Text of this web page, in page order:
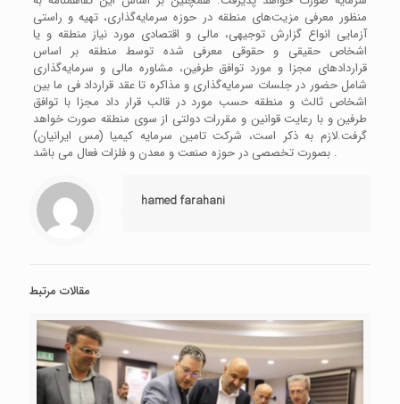
منظور معرفی مزیت‌های منطقه در حوزه سرمایه‌گذاری، تهیه و راستی
آزمایی انواع گزارش توجیهی، مالی و اقتصادی مورد نیاز منطقه و یا
اشخاص حقیقی و حقوقی معرفی شده توسط منطقه بر اساس
قراردادهای مجزا و مورد توافق طرفین، مشاوره مالی و سرمایه‌گذاری
شامل حضور در جلسات سرمایه‌گذاری و مذاکره تا عقد قرارداد فی ما بین
اشخاص ثالث و منطقه حسب مورد در قالب قرار داد مجزا با توافق
طرفین و با رعایت قوانین و مقررات دولتی از سوی منطقه صورت خواهد
گرفت.لازم به ذکر است، شرکت تامین سرمایه کیمیا (مس ایرانیان)
بصورت تخصصی در حوزه صنعت و معدن و فلزات فعال می باشد .
hamed farahani
مقالات مرتبط